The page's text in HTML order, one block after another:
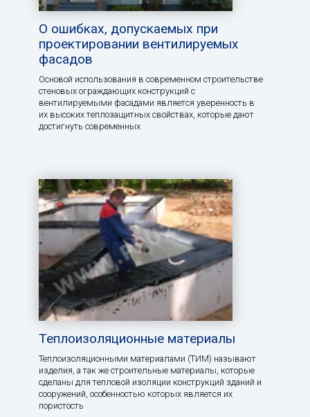
О ошибках, допускаемых при
проектировании вентилируемых
фасадов
Основой использования в современном строительстве
стеновых ограждающих конструкций с
вентилируемыми фасадами является уверенность в
их высоких теплозащитных свойствах, которые дают
достигнуть современных
Теплоизоляционные материалы
Теплоизоляционными материалами (ТИМ) называют
изделия, а так же строительные материалы, которые
сделаны для тепловой изоляции конструкций зданий и
сооружений, особенностью которых является их
пористость